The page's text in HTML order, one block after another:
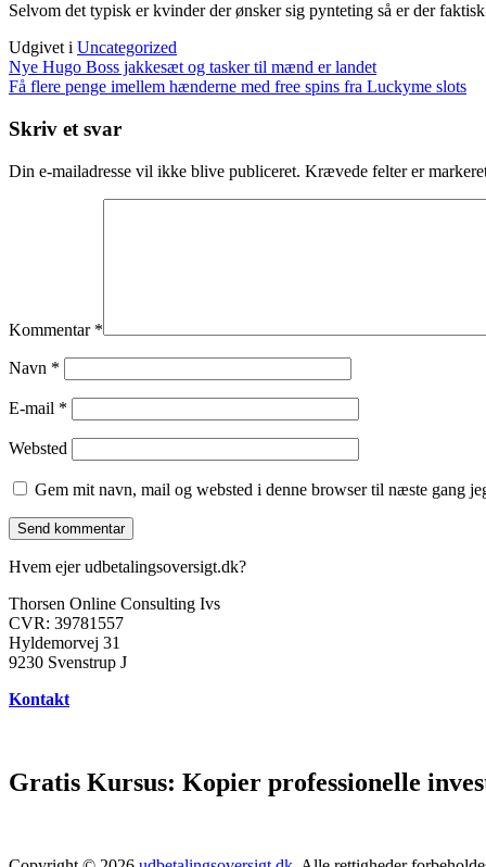
Selvom det typisk er kvinder der ønsker sig pynteting så er der
Udgivet i Uncategorized
Indlægsnavigation
Nye Hugo Boss jakkesæt og tasker til mænd er landet
Få flere penge imellem hænderne med free spins fra Luckyme slots
Skriv et svar
Din e-mailadresse vil ikke blive publiceret. Krævede felter er
Kommentar *
Navn *
E-mail *
Websted
Gem mit navn, mail og websted i denne browser til næste gang
Hvem ejer udbetalingsoversigt.dk?
Thorsen Online Consulting Ivs
CVR: 39781557
Hyldemorvej 31
9230 Svenstrup J
Kontakt
Gratis Kursus: Kopier professionelle